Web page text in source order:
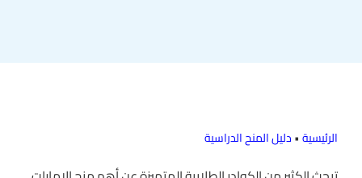
الرئيسية•دليل المنح الدراسية